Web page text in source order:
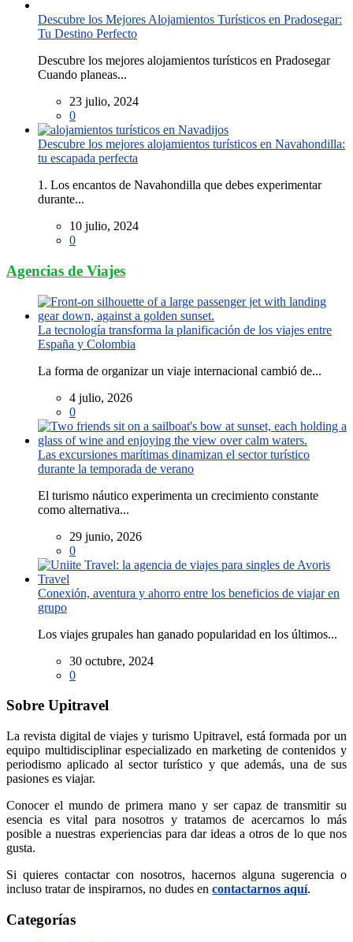
Descubre los Mejores Alojamientos Turísticos en Pradosegar:
Tu Destino Perfecto
Descubre los mejores alojamientos turísticos en Pradosegar
Cuando planeas...
23 julio, 2024
0
Descubre los mejores alojamientos turísticos en Navahondilla:
tu escapada perfecta
1. Los encantos de Navahondilla que debes experimentar
durante...
10 julio, 2024
0
Agencias de Viajes
La tecnología transforma la planificación de los viajes entre
España y Colombia
La forma de organizar un viaje internacional cambió de...
4 julio, 2026
0
Las excursiones marítimas dinamizan el sector turístico
durante la temporada de verano
El turismo náutico experimenta un crecimiento constante
como alternativa...
29 junio, 2026
0
Conexión, aventura y ahorro entre los beneficios de viajar en
grupo
Los viajes grupales han ganado popularidad en los últimos...
30 octubre, 2024
0
Sobre Upitravel
La revista digital de viajes y turismo Upitravel, está formada por un
equipo multidisciplinar especializado en marketing de contenidos y
periodismo aplicado al sector turístico y que además, una de sus
pasiones es viajar.
Conocer el mundo de primera mano y ser capaz de transmitir su
esencia es vital para nosotros y tratamos de acercarnos lo más
posible a nuestras experiencias para dar ideas a otros de lo que nos
gusta.
Si quieres contactar con nosotros, hacernos alguna sugerencia o
incluso tratar de inspirarnos, no dudes en contactarnos aquí.
Categorías